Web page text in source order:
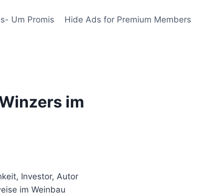
Um Promis Hide Ads for Premium Members
im
Investor, Autor
im Weinbau